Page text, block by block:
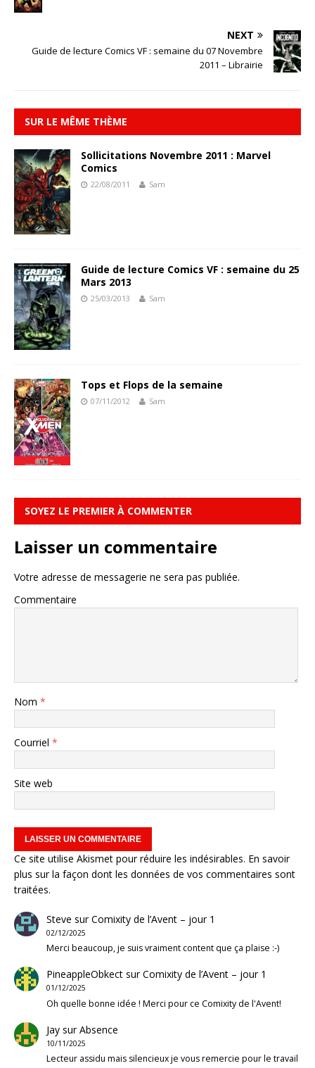
NEXT
Guide de lecture Comics VF : semaine du 07 Novembre
2011 – Librairie
SUR LE MÊME THÈME
Sollicitations Novembre 2011 : Marvel
Comics
22/08/2011 Sam
Guide de lecture Comics VF : semaine du 25
Mars 2013
25/03/2013 Sam
Tops et Flops de la semaine
07/11/2012 Sam
SOYEZ LE PREMIER À COMMENTER
Laisser un commentaire
Votre adresse de messagerie ne sera pas publiée.
Commentaire
Nom *
Courriel *
Site web
Ce site utilise Akismet pour réduire les indésirables. En savoir
plus sur la façon dont les données de vos commentaires sont
traitées.
Steve surComixity de l’Avent – jour 1
02/12/2025
Merci beaucoup, je suis vraiment content que ça plaise :-)
PineappleObkectsurComixity de l’Avent – jour 1
01/12/2025
Oh quelle bonne idée ! Merci pour ce Comixity de l'Avent!
JaysurAbsence
10/11/2025
Lecteur assidu mais silencieux je vous remercie pour le travail